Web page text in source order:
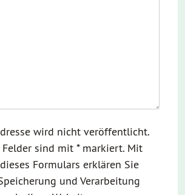
wird nicht veröffentlicht.
sind mit * markiert. Mit
Formulars erklären Sie
und Verarbeitung